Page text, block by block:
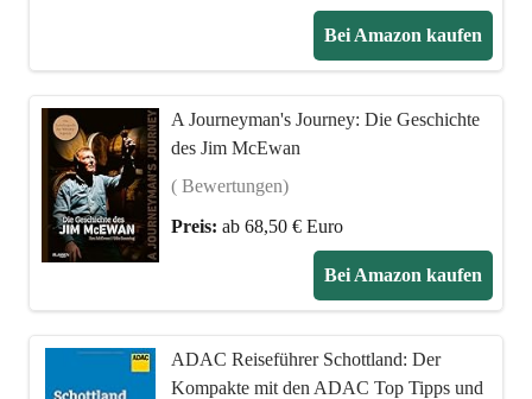
Bei Amazon kaufen
A Journeyman's Journey: Die Geschichte
des Jim McEwan
( Bewertungen)
Preis: ab 68,50 € Euro
Bei Amazon kaufen
ADAC Reiseführer Schottland: Der
Kompakte mit den ADAC Top Tipps und